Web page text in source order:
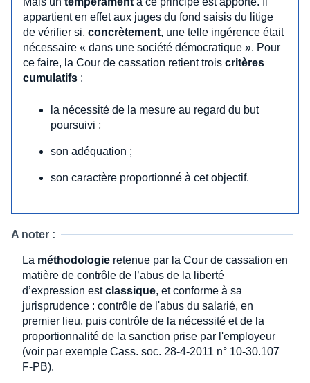
appartient en effet aux juges du fond saisis du litige
de vérifier si, concrètement, une telle ingérence était
nécessaire « dans une société démocratique ». Pour
ce faire, la Cour de cassation retient trois critères
cumulatifs :
la nécessité de la mesure au regard du but
poursuivi ;
son adéquation ;
son caractère proportionné à cet objectif.
A noter :
La méthodologie retenue par la Cour de cassation en
matière de contrôle de l’abus de la liberté
d’expression estclassique, et conforme à sa
jurisprudence : contrôle de l'abus du salarié, en
premier lieu, puis contrôle de la nécessité et de la
proportionnalité de la sanction prise par l'employeur
(voir par exemple Cass. soc. 28-4-2011 n° 10-30.107
F-PB).